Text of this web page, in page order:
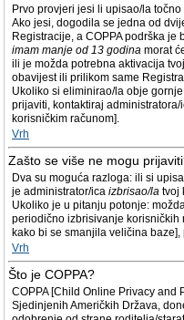
Prvo provjeri jesi li upisao/la točno
Ako jesi, dogodila se jedna od
Registracije, a COPPA podrška
imam manje od 13 godina morat
ili je možda potrebna aktivacija
obavijest ili prilikom same
Ukoliko si eliminirao/la obje
prijaviti, kontaktiraj
korisničkim računom].
Vrh
Zašto se više ne mogu
Dva su moguća razloga: ili si
je administrator/ica izbrisao/la tvoj
Ukoliko je u pitanju potonje:
periodično izbrisivanje korisničkih
kako bi se smanjila veličina
Vrh
Što je COPPA?
COPPA [Child Online Privacy and
Sjedinjenih Američkih Država,